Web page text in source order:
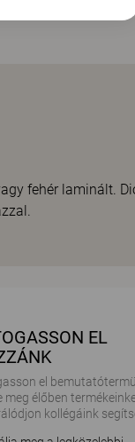
fehér laminált.
EL
el
meg élőben
kollégáink